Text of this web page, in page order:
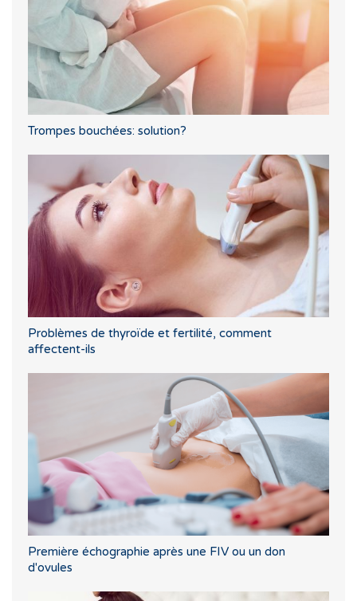
Trompes bouchées: solution?
Problèmes de thyroïde et fertilité, comment
affectent-ils
Première échographie après une FIV ou un don
d'ovules